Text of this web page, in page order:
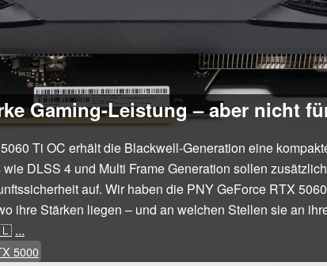
Gaming-Leistung – aber nicht
Ti OC erhält die Blackwell-Generation eine
DLSS 4 und Multi Frame Generation sollen
auf. Wir haben die PNY GeForce RTX
ihre Stärken liegen – und an welchen Stellen sie an
...
5000